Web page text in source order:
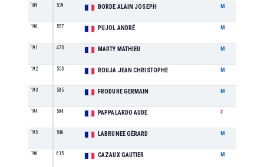
189 539 BORDE ALAIN JOSEPH M
190 557 PUJOL ANDRÉ M
191 473 MARTY MATHIEU M
192 553 ROUJA JEAN CHRISTOPHE M
193 505 FRODURE GERMAIN M
194 504 PAPPALARDO AUDE F
195 546 LABRUNEE GÉRARD M
196 615 CAZAUX GAUTIER M